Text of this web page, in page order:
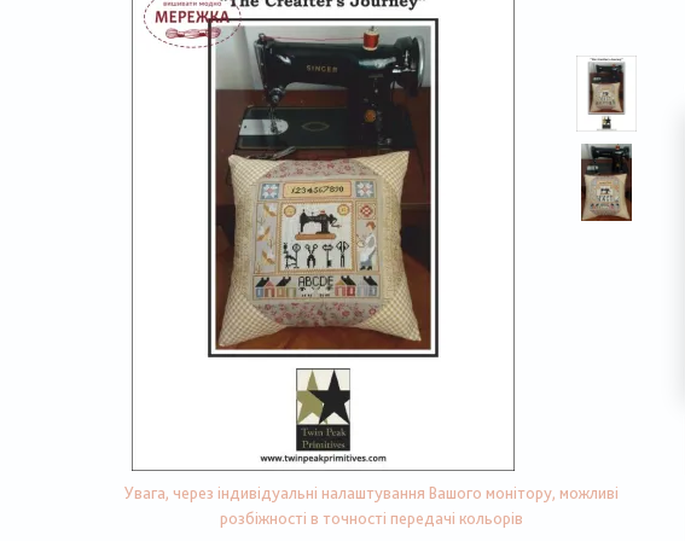
Увага, через індивідуальні налаштування Вашого монітору, можливі
розбіжності в точності передачі кольорів